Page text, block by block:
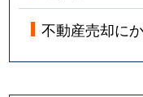
不動産売却に